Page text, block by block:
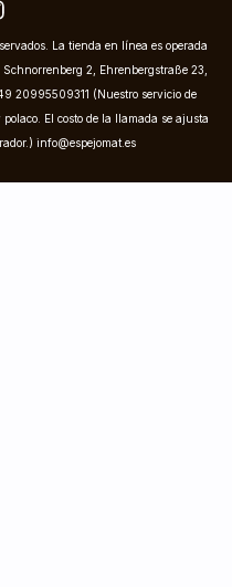
La tienda en línea es operada
2, Ehrenbergstraße 23,
20995509311 (Nuestro servicio de
El costo de la llamada se ajusta
info@espejomat.es